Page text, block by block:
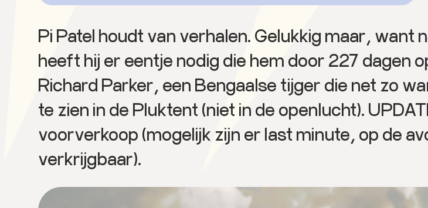
Pi Patel houdt van verhalen. Gelukkig maar, want
heeft hij er eentje nodig die hem door 227 dagen
Richard Parker, een Bengaalse tijger die net zo
te zien in de Pluktent (niet in de openlucht).
voorverkoop (mogelijk zijn er last minute, op de
verkrijgbaar).